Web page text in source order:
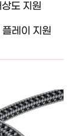
도 지원
레이 지원